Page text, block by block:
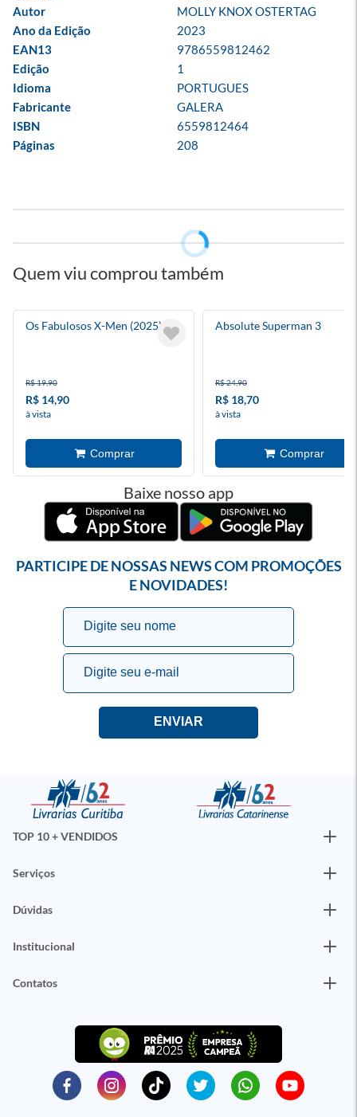
Autor
MOLLY KNOX OSTERTAG
Ano da Edição
2023
EAN13
9786559812462
Edição
1
Idioma
PORTUGUES
Fabricante
GALERA
ISBN
6559812464
Páginas
208
Quem viu comprou também
Os Fabulosos X-Men (2025) 9
R$ 19,90
R$ 14,90
à vista
Absolute Superman 3
R$ 24,90
R$ 18,70
à vista
Baixe nosso app
PARTICIPE DE NOSSAS NEWS COM PROMOÇÕES
E NOVIDADES!
TOP 10 + VENDIDOS
Serviços
Dúvidas
Institucional
Contatos